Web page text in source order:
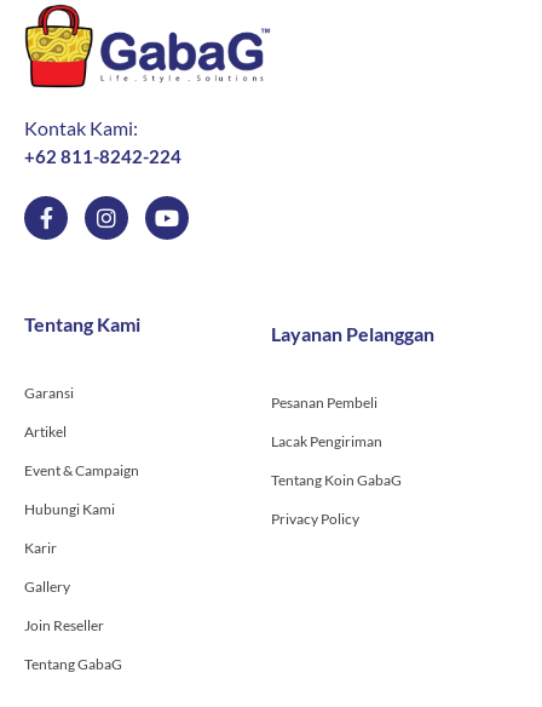
Kontak Kami:
+62 811-8242-224
F
a
c
o
f
I
n
s
g
r
Y
o
u
Tentang Kami
Garansi
Artikel
Event & Campaign
Hubungi Kami
Karir
Gallery
Join Reseller
Tentang GabaG
Layanan Pelanggan
Pesanan Pembeli
Lacak Pengiriman
Tentang Koin GabaG
Privacy Policy